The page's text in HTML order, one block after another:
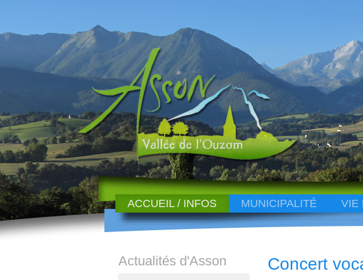
ACCUEIL / INFOS MUNICIPALITÉ VIE
Concert
Actualités d'Asson